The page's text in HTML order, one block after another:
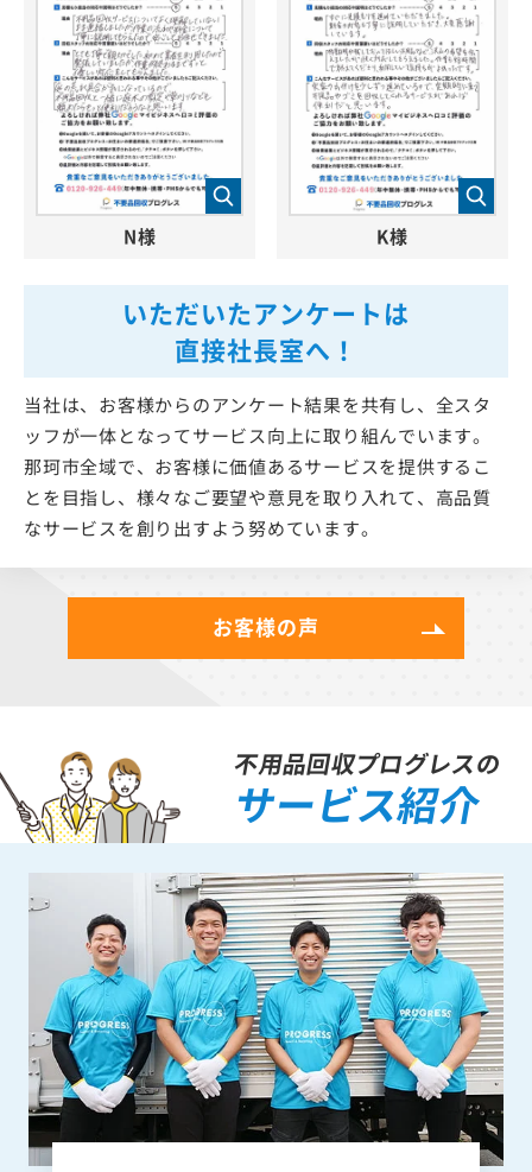
いただいたアンケートは
直接社長室へ！
当社は、お客様からのアンケート結果を共有し、全スタ
ッフが一体となってサービス向上に取り組んでいます。
那珂市全域で、お客様に価値あるサービスを提供するこ
とを目指し、様々なご要望や意見を取り入れて、高品質
なサービスを創り出すよう努めています。
N様 K様
お客様の声
不用品回収プログレスの
サービス紹介